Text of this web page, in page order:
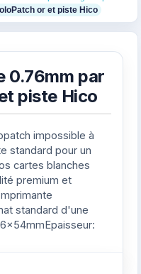
or et piste Hico 4
0.76mm par
piste Hico
impossible à
standard pour un
cartes blanches
premium et
standard d'une